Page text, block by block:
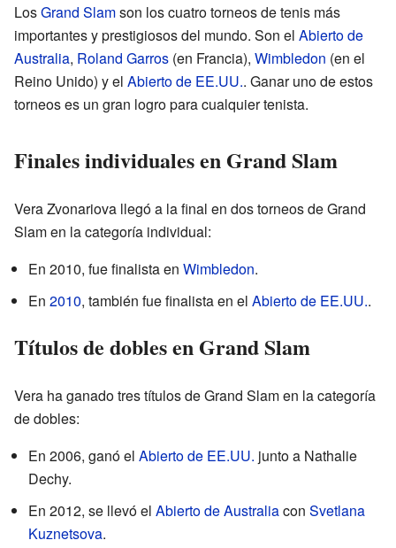
LosGrand Slamson los cuatro torneos de tenis más
importantes y prestigiosos del mundo. Son el Abierto de
Australia, Roland Garros (en Francia), Wimbledon (en el
Reino Unido) y el Abierto de EE.UU.. Ganar uno de estos
torneos es un gran logro para cualquier tenista.
Finales individuales en Grand Slam
Vera Zvonariova llegó a la final en dos torneos de Grand
Slam en la categoría individual:
En 2010, fue finalista en Wimbledon.
En 2010, también fue finalista en el Abierto de EE.UU..
Títulos de dobles en Grand Slam
Vera ha ganado tres títulos de Grand Slam en la categoría
de dobles:
En 2006, ganó el Abierto de EE.UU. junto a Nathalie
Dechy.
En 2012, se llevó el Abierto de Australiacon Svetlana
Kuznetsova.